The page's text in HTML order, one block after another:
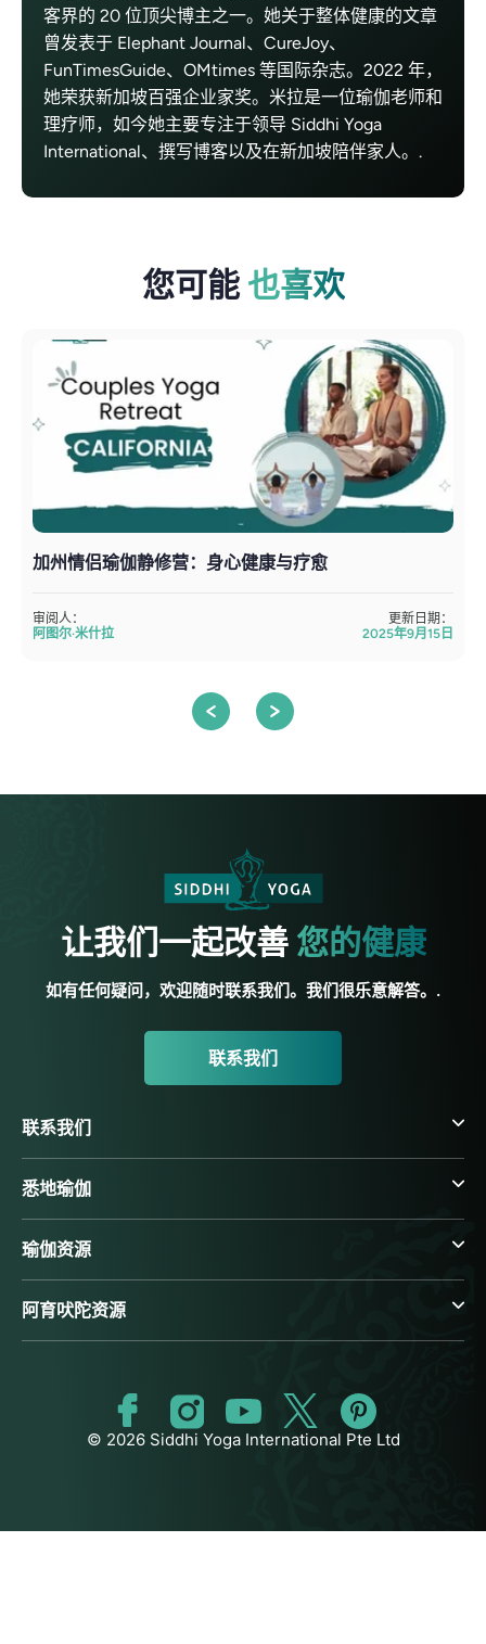
客界的 20 位顶尖博主之一。她关于整体健康的文章
曾发表于 Elephant Journal、CureJoy、
FunTimesGuide、OMtimes 等国际杂志。2022 年，
她荣获新加坡百强企业家奖。米拉是一位瑜伽老师和
理疗师，如今她主要专注于领导 Siddhi Yoga
International、撰写博客以及在新加坡陪伴家人。.
您可能 也喜欢
加州情侣瑜伽静修营：身心健康与疗愈
审阅人：
阿图尔·米什拉
更新日期：
2025年9月15日
让我们一起改善 您的健康
如有任何疑问，欢迎随时联系我们。我们很乐意解答。.
联系我们
联系我们
悉地瑜伽
瑜伽资源
阿育吠陀资源
© 2026 Siddhi Yoga International Pte Ltd